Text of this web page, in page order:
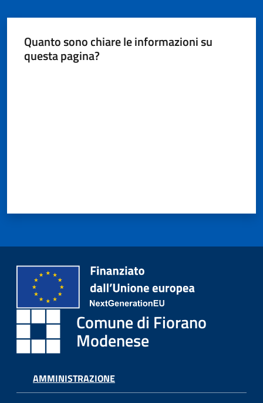
Quanto sono chiare le informazioni su
questa pagina?
Comune di Fiorano
Modenese
AMMINISTRAZIONE